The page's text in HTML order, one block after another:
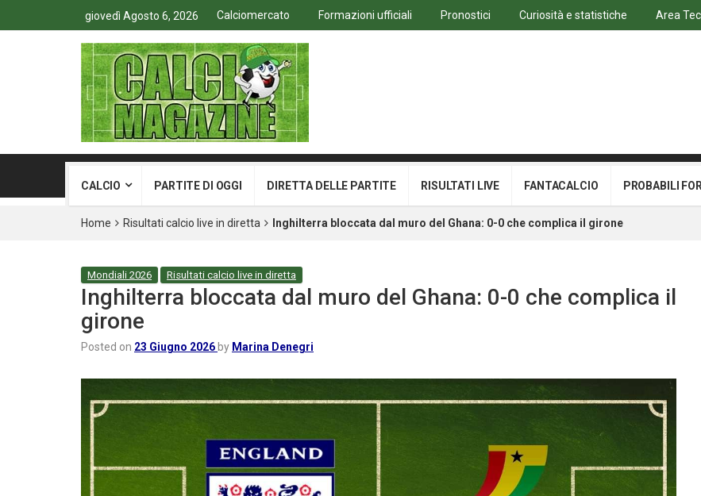
giovedì Agosto 6, 2026 Calciomercato Formazioni ufficiali Pronostici Curiosità e statistiche Area
CALCIO PARTITE DI OGGI DIRETTA DELLE PARTITE RISULTATI LIVE FANTACALCIO PROBABILI
Home Risultati calcio live in diretta Inghilterra bloccata dal muro del Ghana: 0-0 che complica il girone
Mondiali 2026 Risultati calcio live in diretta
Inghilterra bloccata dal muro del Ghana: 0-0 che complica il
girone
Posted on 23 Giugno 2026 by Marina Denegri